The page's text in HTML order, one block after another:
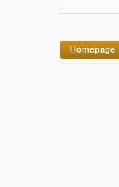
Homepage